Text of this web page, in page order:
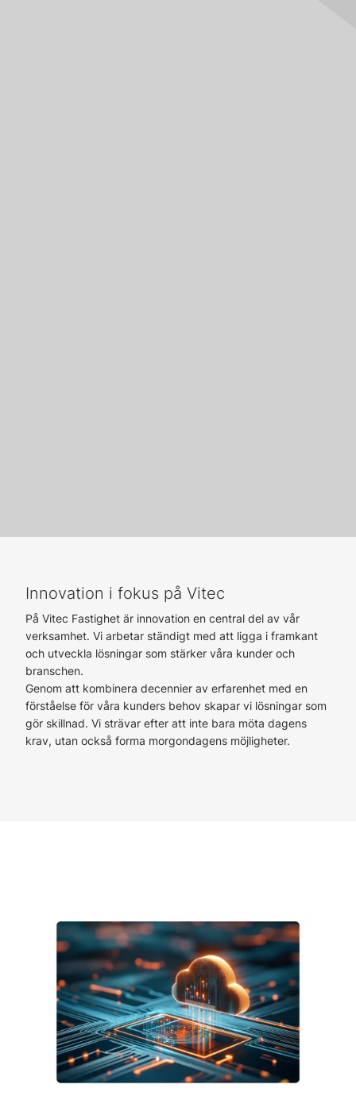
Innovation i fokus på Vitec
På Vitec Fastighet är innovation en central del av vår
verksamhet. Vi arbetar ständigt med att ligga i framkant
och utveckla lösningar som stärker våra kunder och
branschen.
Genom att kombinera decennier av erfarenhet med en
förståelse för våra kunders behov skapar vi lösningar som
gör skillnad. Vi strävar efter att inte bara möta dagens
krav, utan också forma morgondagens möjligheter.